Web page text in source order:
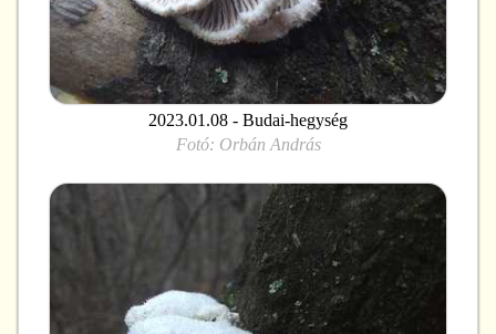
2023.01.08 - Budai-hegység
Fotó: Orbán András